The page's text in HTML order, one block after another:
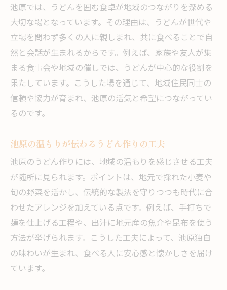
池原では、うどんを囲む食卓が地域のつながりを深める
大切な場となっています。その理由は、うどんが世代や
立場を問わず多くの人に親しまれ、共に食べることで自
然と会話が生まれるからです。例えば、家族や友人が集
まる食事会や地域の催しでは、うどんが中心的な役割を
果たしています。こうした場を通じて、地域住民同士の
信頼や協力が育まれ、池原の活気と希望につながってい
るのです。
池原の温もりが伝わるうどん作りの工夫
池原のうどん作りには、地域の温もりを感じさせる工夫
が随所に見られます。ポイントは、地元で採れた小麦や
旬の野菜を活かし、伝統的な製法を守りつつも時代に合
わせたアレンジを加えている点です。例えば、手打ちで
麺を仕上げる工程や、出汁に地元産の魚介や昆布を使う
方法が挙げられます。こうした工夫によって、池原独自
の味わいが生まれ、食べる人に安心感と懐かしさを届け
ています。